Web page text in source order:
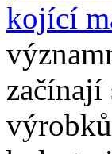
začínají